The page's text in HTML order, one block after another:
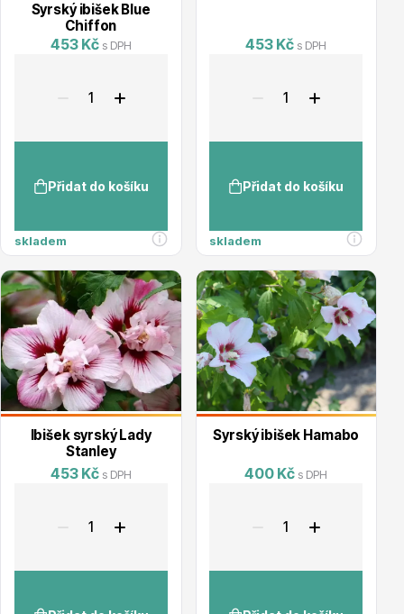
Cibuloviny
Nářadí, příslušenství
Postřiky, přípravky
Syrský ibišek Blue
Chiffon
453 Kč s DPH
Přidat do košíku
skladem
453 Kč s DPH
Přidat do košíku
skladem
Ibišek syrský Lady
Stanley
453 Kč s DPH
Syrský ibišek Hamabo
400 Kč s DPH